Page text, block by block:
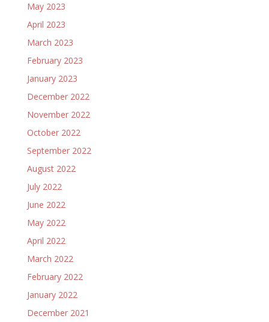
May 2023
April 2023
March 2023
February 2023
January 2023
December 2022
November 2022
October 2022
September 2022
August 2022
July 2022
June 2022
May 2022
April 2022
March 2022
February 2022
January 2022
December 2021